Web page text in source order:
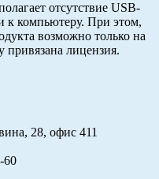
отсутствие USB-
к компьютеру. При этом,
возможно только на
привязана лицензия.
28, офис 411
60